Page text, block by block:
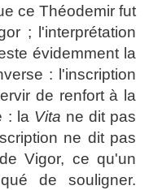
ce Théodemir fut
; l'interprétation
évidemment la
: l'inscription
de renfort à la
: la Vita ne dit pas
ne dit pas
Vigor, ce qu'un
de souligner.